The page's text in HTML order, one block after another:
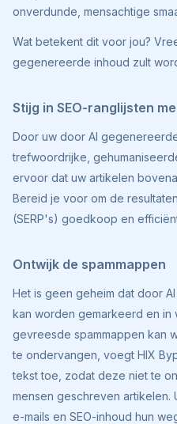
onverdunde, mensachtige
Wat betekent dit voor jou?
gegenereerde inhoud zult
Stijg in SEO-ranglijsten
Door uw door AI
trefwoordrijke,
ervoor dat uw artikelen
Bereid je voor om de
(SERP's) goedkoop en
Ontwijk de spammappen
Het is geen geheim dat door
kan worden gemarkeerd en
gevreesde spammappen kan
te ondervangen, voegt HIX
tekst toe, zodat deze niet te
mensen geschreven artikelen.
e-mails en SEO-inhoud hun